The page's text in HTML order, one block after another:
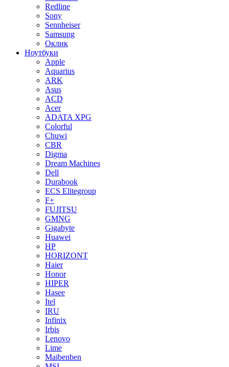
Redline
Sony
Sennheiser
Samsung
Оклик
Ноутбуки
Apple
Aquarius
ARK
Asus
ACD
Acer
ADATA XPG
Colorful
Chuwi
CBR
Digma
Dream Machines
Dell
Durabook
ECS Elitegroup
F+
FUJITSU
GMNG
Gigabyte
Huawei
HP
HORIZONT
Haier
Honor
HIPER
Hasee
Itel
IRU
Infinix
Irbis
Lenovo
Lime
Maibenben